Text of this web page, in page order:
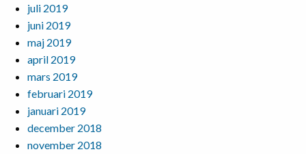
juli 2019
juni 2019
maj 2019
april 2019
mars 2019
februari 2019
januari 2019
december 2018
november 2018